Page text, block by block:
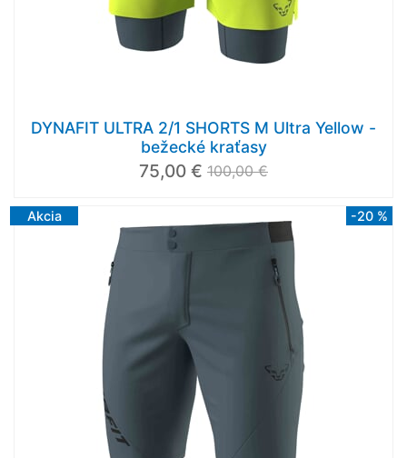
DYNAFIT ULTRA 2/1 SHORTS M Ultra Yellow -
bežecké kraťasy
75,00 € 100,00 €
Akcia -20 %